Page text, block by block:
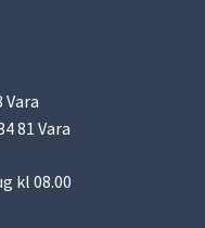
Vara
81 Vara
kl 08.00